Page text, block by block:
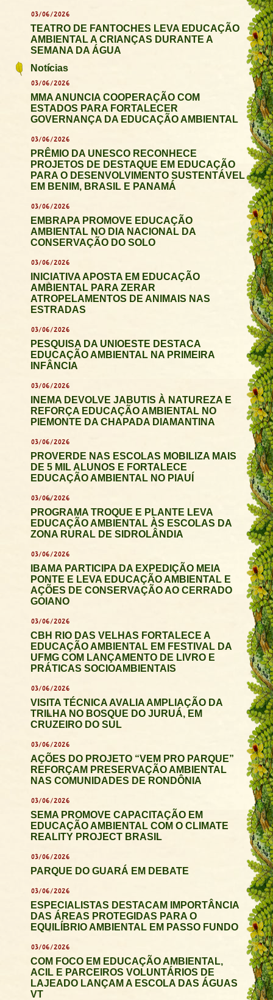
03/06/2026
TEATRO DE FANTOCHES LEVA EDUCAÇÃO
AMBIENTAL A CRIANÇAS DURANTE A
SEMANA DA ÁGUA
Notícias
03/06/2026
MMA ANUNCIA COOPERAÇÃO COM
ESTADOS PARA FORTALECER
GOVERNANÇA DA EDUCAÇÃO AMBIENTAL
03/06/2026
PRÊMIO DA UNESCO RECONHECE
PROJETOS DE DESTAQUE EM EDUCAÇÃO
PARA O DESENVOLVIMENTO SUSTENTÁVEL
EM BENIM, BRASIL E PANAMÁ
03/06/2026
EMBRAPA PROMOVE EDUCAÇÃO
AMBIENTAL NO DIA NACIONAL DA
CONSERVAÇÃO DO SOLO
03/06/2026
INICIATIVA APOSTA EM EDUCAÇÃO
AMBIENTAL PARA ZERAR
ATROPELAMENTOS DE ANIMAIS NAS
ESTRADAS
03/06/2026
PESQUISA DA UNIOESTE DESTACA
EDUCAÇÃO AMBIENTAL NA PRIMEIRA
INFÂNCIA
03/06/2026
INEMA DEVOLVE JABUTIS À NATUREZA E
REFORÇA EDUCAÇÃO AMBIENTAL NO
PIEMONTE DA CHAPADA DIAMANTINA
03/06/2026
PROVERDE NAS ESCOLAS MOBILIZA MAIS
DE 5 MIL ALUNOS E FORTALECE
EDUCAÇÃO AMBIENTAL NO PIAUÍ
03/06/2026
PROGRAMA TROQUE E PLANTE LEVA
EDUCAÇÃO AMBIENTAL ÀS ESCOLAS DA
ZONA RURAL DE SIDROLÂNDIA
03/06/2026
IBAMA PARTICIPA DA EXPEDIÇÃO MEIA
PONTE E LEVA EDUCAÇÃO AMBIENTAL E
AÇÕES DE CONSERVAÇÃO AO CERRADO
GOIANO
03/06/2026
CBH RIO DAS VELHAS FORTALECE A
EDUCAÇÃO AMBIENTAL EM FESTIVAL DA
UFMG COM LANÇAMENTO DE LIVRO E
PRÁTICAS SOCIOAMBIENTAIS
03/06/2026
VISITA TÉCNICA AVALIA AMPLIAÇÃO DA
TRILHA NO BOSQUE DO JURUÁ, EM
CRUZEIRO DO SUL
03/06/2026
AÇÕES DO PROJETO “VEM PRO PARQUE”
REFORÇAM PRESERVAÇÃO AMBIENTAL
NAS COMUNIDADES DE RONDÔNIA
03/06/2026
SEMA PROMOVE CAPACITAÇÃO EM
EDUCAÇÃO AMBIENTAL COM O CLIMATE
REALITY PROJECT BRASIL
03/06/2026
PARQUE DO GUARÁ EM DEBATE
03/06/2026
ESPECIALISTAS DESTACAM IMPORTÂNCIA
DAS ÁREAS PROTEGIDAS PARA O
EQUILÍBRIO AMBIENTAL EM PASSO FUNDO
03/06/2026
COM FOCO EM EDUCAÇÃO AMBIENTAL,
ACIL E PARCEIROS VOLUNTÁRIOS DE
LAJEADO LANÇAM A ESCOLA DAS ÁGUAS
VT